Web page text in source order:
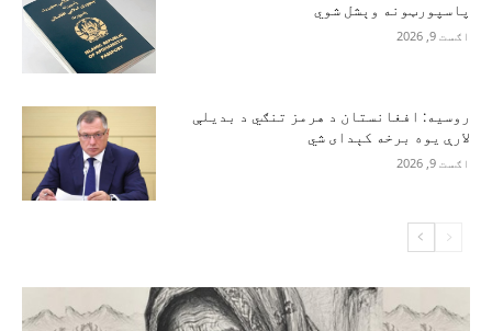
پاسپورټونه وېشل شوي
اګست 9, 2026
روسیه: افغانستان د هرمز تنګي د بدیلې
لارې یوه برخه کېدای شي
اګست 9, 2026